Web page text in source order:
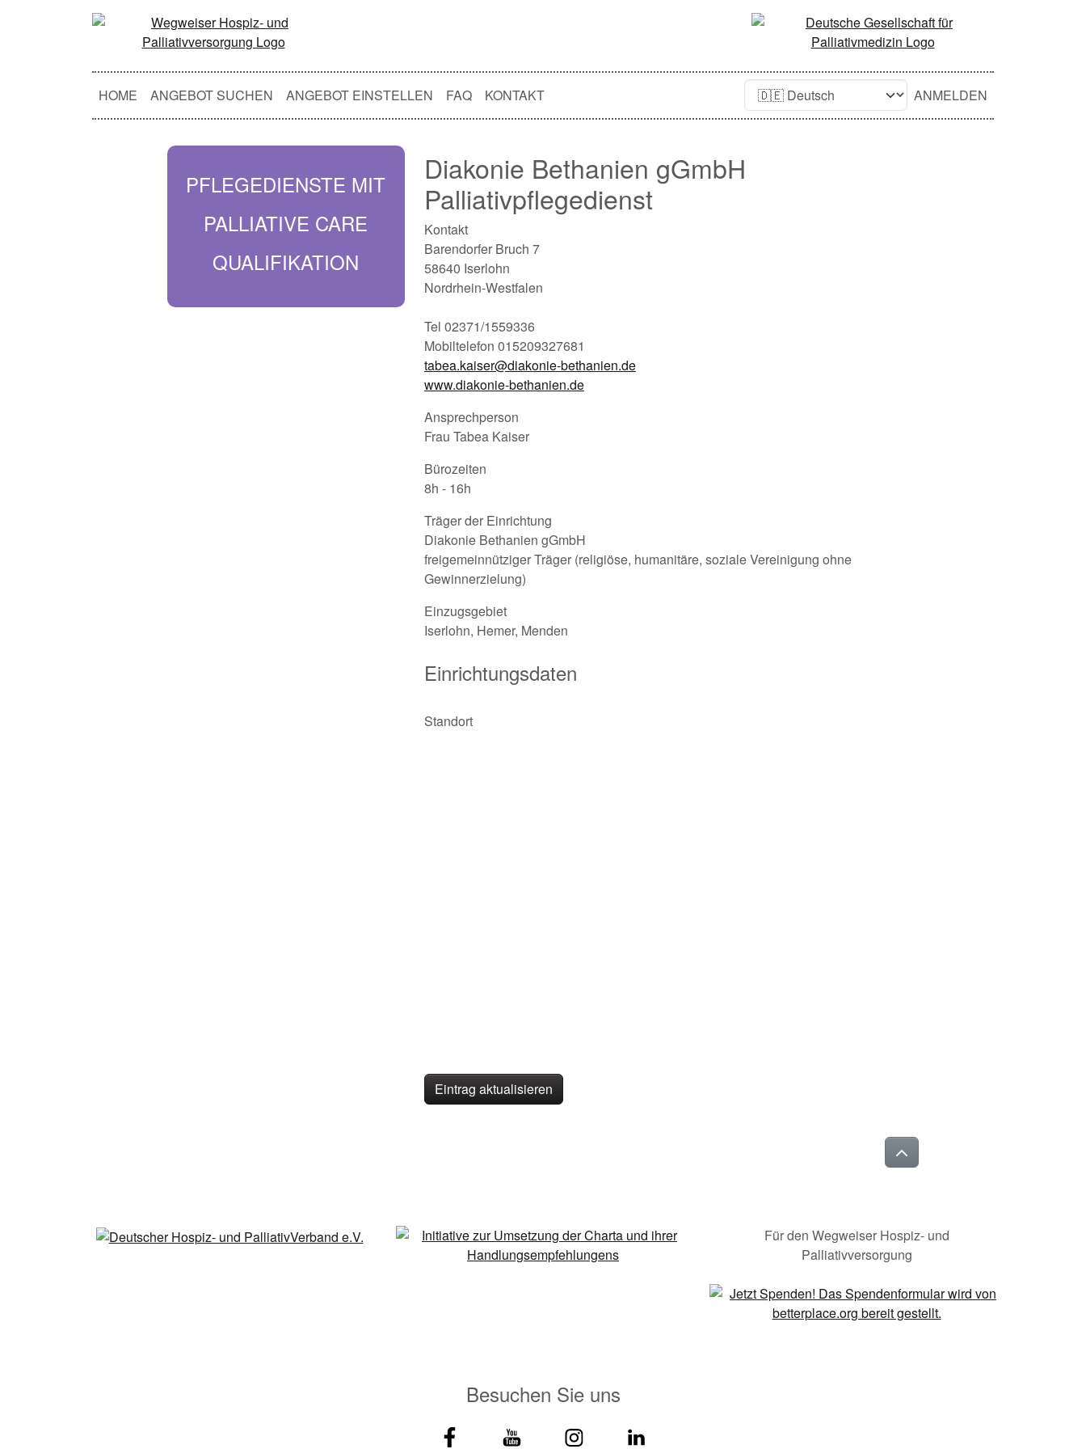
HOME ANGEBOT SUCHEN ANGEBOT EINSTELLEN FAQ KONTAKT ANMELDEN
PFLEGEDIENSTE MIT
PALLIATIVE CARE
QUALIFIKATION
Diakonie Bethanien gGmbH
Palliativpflegedienst
Kontakt
Barendorfer Bruch 7
58640 Iserlohn
Nordrhein-Westfalen
Tel 02371/1559336
Mobiltelefon 015209327681
tabea.kaiser@diakonie-bethanien.de
www.diakonie-bethanien.de
Ansprechperson
Frau Tabea Kaiser
Bürozeiten
8h - 16h
Träger der Einrichtung
Diakonie Bethanien gGmbH
freigemeinnütziger Träger (religiöse, humanitäre, soziale Vereinigung ohne
Gewinnerzielung)
Einzugsgebiet
Iserlohn, Hemer, Menden
Einrichtungsdaten
Standort
Eintrag aktualisieren
Für den Wegweiser Hospiz- und
Palliativversorgung
Besuchen Sie uns